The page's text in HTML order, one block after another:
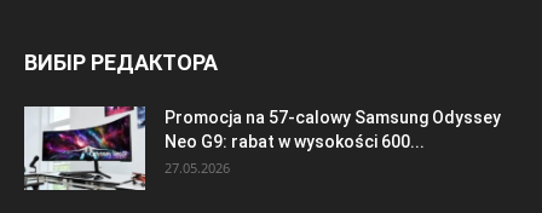
ВИБІР РЕДАКТОРА
Promocja na 57-calowy Samsung Odyssey
Neo G9: rabat w wysokości 600...
27.05.2026